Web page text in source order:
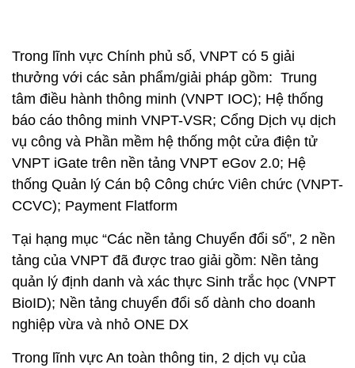
Trong lĩnh vực Chính phủ số, VNPT có 5 giải
thưởng với các sản phẩm/giải pháp gồm: Trung
tâm điều hành thông minh (VNPT IOC); Hệ thống
báo cáo thông minh VNPT-VSR; Cổng Dịch vụ dịch
vụ công và Phần mềm hệ thống một cửa điện tử
VNPT iGate trên nền tảng VNPT eGov 2.0; Hệ
thống Quản lý Cán bộ Công chức Viên chức (VNPT-
CCVC); Payment Flatform
Tại hạng mục “Các nền tảng Chuyển đổi số”, 2 nền
tảng của VNPT đã được trao giải gồm: Nền tảng
quản lý định danh và xác thực Sinh trắc học (VNPT
BioID); Nền tảng chuyển đổi số dành cho doanh
nghiệp vừa và nhỏ ONE DX
Trong lĩnh vực An toàn thông tin, 2 dịch vụ của